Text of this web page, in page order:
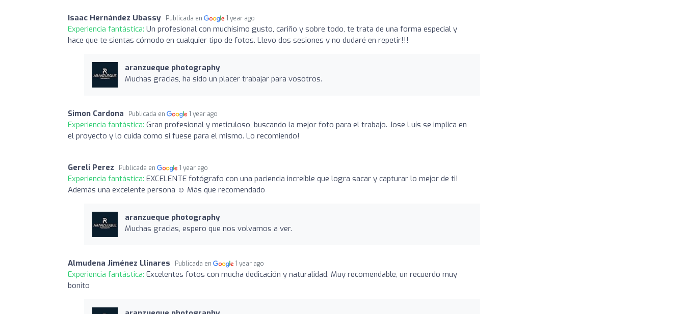
Isaac Hernández Ubassy Publicada en 1 year ago
Experiencia fantástica: Un profesional con muchísimo gusto, cariño y sobre todo, te trata de una forma especial y
hace que te sientas cómodo en cualquier tipo de fotos. Llevo dos sesiones y no dudaré en repetir!!!
aranzueque photography
Muchas gracias, ha sido un placer trabajar para vosotros.
Simon Cardona Publicada en 1 year ago
Experiencia fantástica: Gran profesional y meticuloso, buscando la mejor foto para el trabajo. Jose Luís se implica en
el proyecto y lo cuida como si fuese para el mismo. Lo recomiendo!
Gereli Perez Publicada en 1 year ago
Experiencia fantástica: EXCELENTE fotógrafo con una paciencia increíble que logra sacar y capturar lo mejor de ti!
Además una excelente persona ☺️ Más que recomendado
aranzueque photography
Muchas gracias, espero que nos volvamos a ver.
Almudena Jiménez Llinares Publicada en 1 year ago
Experiencia fantástica: Excelentes fotos con mucha dedicación y naturalidad. Muy recomendable, un recuerdo muy
bonito